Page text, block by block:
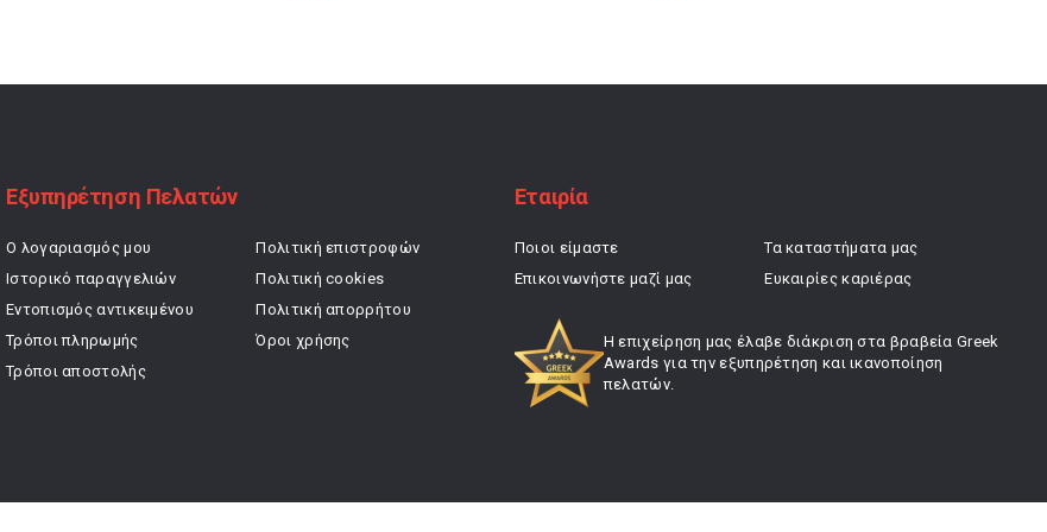
Εξυπηρέτηση Πελατών
Ο λογαριασμός μου
Ιστορικό παραγγελιών
Εντοπισμός αντικειμένου
Τρόποι πληρωμής
Τρόποι αποστολής
Πολιτική επιστροφών
Πολιτική cookies
Πολιτική απορρήτου
Όροι χρήσης
Εταιρία
Ποιοι είμαστε
Επικοινωνήστε μαζί μας
Τα καταστήματα μας
Ευκαιρίες καριέρας
Η επιχείρηση μας έλαβε διάκριση στα βραβεία Greek
Awards για την εξυπηρέτηση και ικανοποίηση
πελατών.